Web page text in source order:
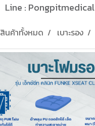
Line : Pongpitmedical
สินค้าทั้งหมด เบาะรอง